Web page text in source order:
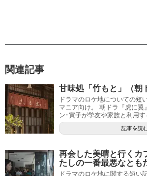
関連記事
甘味処「竹もと」（朝
ドラマのロケ地についての短
マニア向け。 朝ドラ『虎に翼
ン･寅子が学友や家族と利用
記事を読
再会した美晴と行くカ
たしの一番最悪なとも
ドラマのロケ地に関する短い